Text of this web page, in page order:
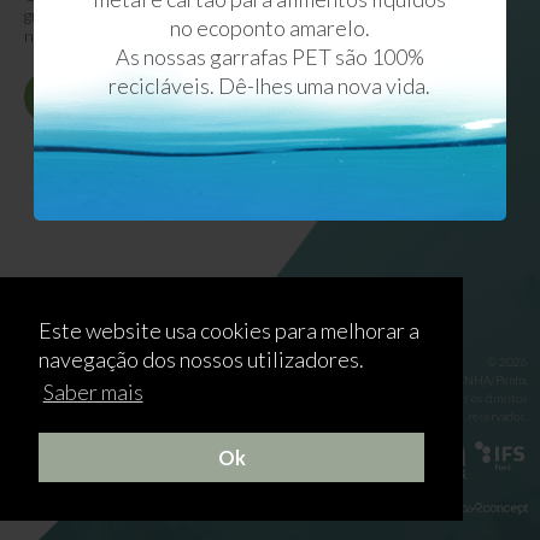
Este website usa cookies para melhorar a
navegação dos nossos utilizadores.
Saber mais
Ok
no ecoponto amarelo.
As nossas garrafas PET são 100%
recicláveis. Dê-lhes uma nova vida.
grande profundidade, gota a gota, a água de
nascente, de elevado grau de pureza.
Conheça-nos melhor